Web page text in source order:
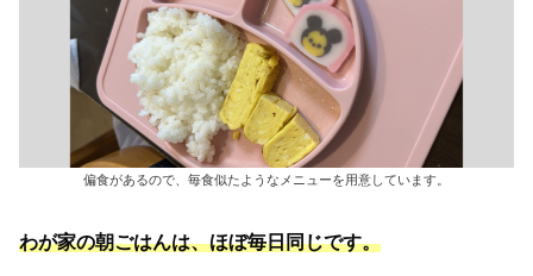
偏食があるので、毎食似たようなメニューを用意しています。
わが家の朝ごはんは、ほぼ毎日同じです。